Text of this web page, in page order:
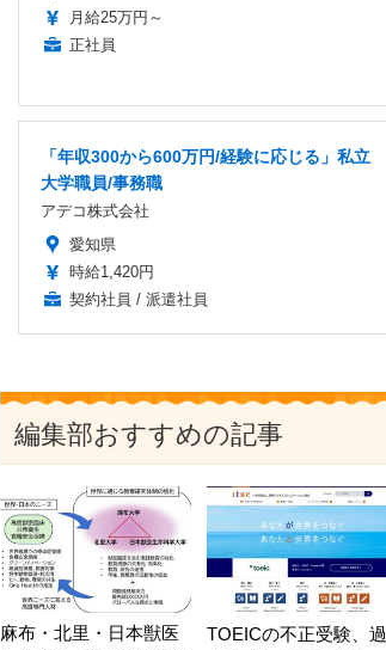
月給25万円～
正社員
「年収300から600万円/経験に応じる」私立
大学職員/事務職
アデコ株式会社
愛知県
時給1,420円
契約社員 / 派遣社員
編集部おすすめの記事
麻布・北里・日本獣医
TOEICの不正受験、過